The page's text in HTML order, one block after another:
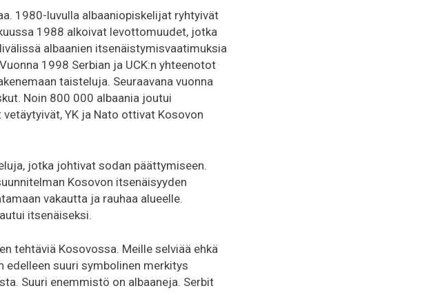
1980-luvulla albaaniopiskelijat ryhtyivät
1988 alkoivat levottomuudet, jotka
albaanien itsenäistymisvaatimuksia
1998 Serbian ja UCK:n yhteenotot
taisteluja. Seuraavana vuonna
Noin 800 000 albaania joutui
YK ja Nato ottivat Kosovon
jotka johtivat sodan päättymiseen.
Kosovon itsenäisyyden
vakautta ja rauhaa alueelle.
itsenäiseksi.
tehtäviä Kosovossa. Meille selviää ehkä
suuri symbolinen merkitys
Suuri enemmistö on albaaneja. Serbit